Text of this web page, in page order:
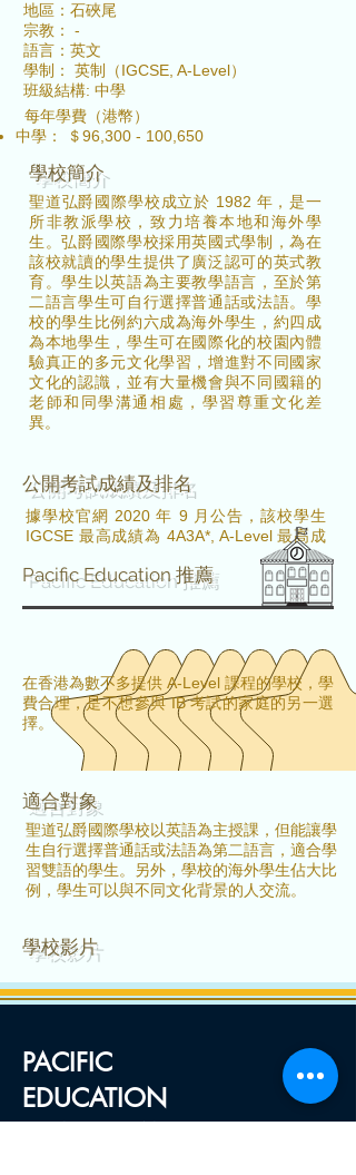
地區：石硤尾
宗教： -
語言：英文
學制： 英制（IGCSE, A-Level）
班級結構: 中學
學校簡介
聖道弘爵國際學校成立於 1982 年，是一
所非教派學校，致力培養本地和海外學
生。弘爵國際學校採用英國式學制，為在
該校就讀的學生提供了廣泛認可的英式教
育。學生以英語為主要教學語言，至於第
二語言學生可自行選擇普通話或法語。學
校的學生比例約六成為海外學生，約四成
為本地學生，學生可在國際化的校園內體
驗真正的多元文化學習，增進對不同國家
文化的認識，並有大量機會與不同國籍的
老師和同學溝通相處，學習尊重文化差
異。
每年學費（港幣）​
中學： ＄96,300 - 100,650
公開考試成績及排名
據學校官網 2020 年 9 月公告，該校學生
IGCSE 最高成績為 4A3A*, A-Level 最高成
入學申請
Pacific Education 推薦
在香港為數不多提供 A-Level 課程的學校，學
費合理，是不想參與 IB 考試的家庭的另一選
擇。
​適合對象
聖道弘爵國際學校以英語為主授課，但能讓學
生自行選擇普通話或法語為第二語言，適合學
習雙語的學生。另外，學校的海外學生佔大比
例，學生可以與不同文化背景的人交流。
​學校影片
PACIFIC
EDUCATION